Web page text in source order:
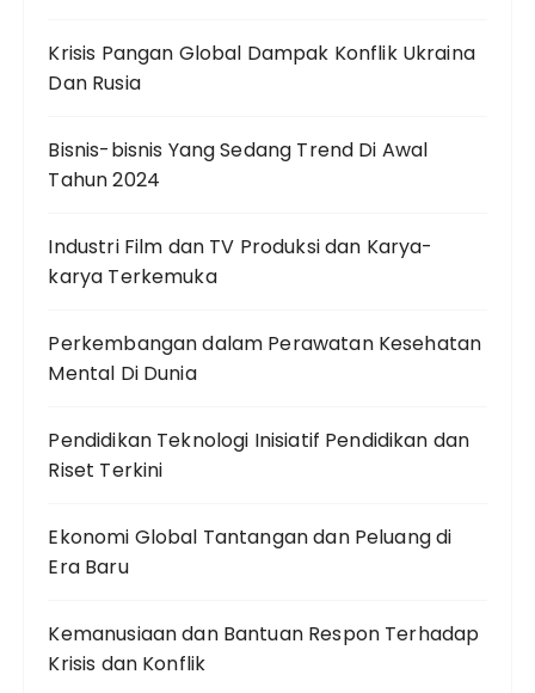
Krisis Pangan Global Dampak Konflik Ukraina
Dan Rusia
Bisnis-bisnis Yang Sedang Trend Di Awal
Tahun 2024
Industri Film dan TV Produksi dan Karya-
karya Terkemuka
Perkembangan dalam Perawatan Kesehatan
Mental Di Dunia
Pendidikan Teknologi Inisiatif Pendidikan dan
Riset Terkini
Ekonomi Global Tantangan dan Peluang di
Era Baru
Kemanusiaan dan Bantuan Respon Terhadap
Krisis dan Konflik